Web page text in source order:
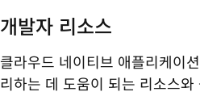
개발자 리소스
클라우드 네이티브 애플리케이
리하는 데 도움이 되는 리소스